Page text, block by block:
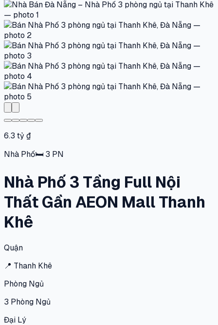
6.3 tỷ ₫
Nhà Phố🛏 3 PN
Nhà Phố 3 Tầng Full Nội
Thất Gần AEON Mall Thanh
Khê
Quận
📍 Thanh Khê
Phòng Ngủ
3 Phòng Ngủ
Đại Lý